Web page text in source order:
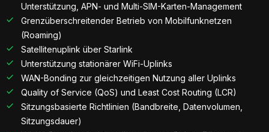
Unterstützung, APN- und Multi-SIM-Karten-Management
Grenzüberschreitender Betrieb von Mobilfunknetzen
(Roaming)
Satellitenuplink über Starlink
Unterstützung stationärer WiFi-Uplinks
WAN-Bonding zur gleichzeitigen Nutzung aller Uplinks
Quality of Service (QoS) und Least Cost Routing (LCR)
Sitzungsbasierte Richtlinien (Bandbreite, Datenvolumen,
Sitzungsdauer)